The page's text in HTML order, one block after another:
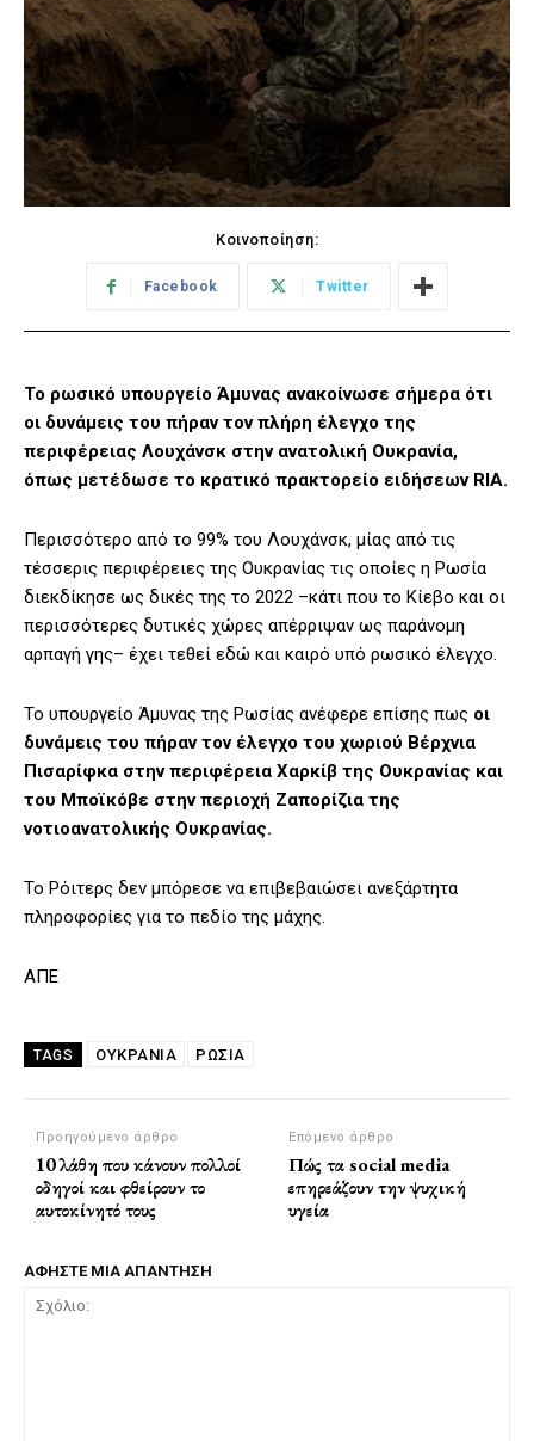
Κοινοποίηση:
Facebook Twitter
Το ρωσικό υπουργείο Άμυνας ανακοίνωσε σήμερα ότι
οι δυνάμεις του πήραν τον πλήρη έλεγχο της
περιφέρειας Λουχάνσκ στην ανατολική Ουκρανία,
όπως μετέδωσε το κρατικό πρακτορείο ειδήσεων RIA.
Περισσότερο από το 99% του Λουχάνσκ, μίας από τις
τέσσερις περιφέρειες της Ουκρανίας τις οποίες η Ρωσία
διεκδίκησε ως δικές της το 2022 –κάτι που το Κίεβο και οι
περισσότερες δυτικές χώρες απέρριψαν ως παράνομη
αρπαγή γης– έχει τεθεί εδώ και καιρό υπό ρωσικό έλεγχο.
Το υπουργείο Άμυνας της Ρωσίας ανέφερε επίσης πως οι
δυνάμεις του πήραν τον έλεγχο του χωριού Βέρχνια
Πισαρίφκα στην περιφέρεια Χαρκίβ της Ουκρανίας και
του Μποϊκόβε στην περιοχή Ζαπορίζια της
νοτιοανατολικής Ουκρανίας.
Το Ρόιτερς δεν μπόρεσε να επιβεβαιώσει ανεξάρτητα
πληροφορίες για το πεδίο της μάχης.
ΑΠΕ
TAGS ΟΥΚΡΑΝΙΑ ΡΩΣΙΑ
Προηγούμενο άρθρο
10 λάθη που κάνουν πολλοί
οδηγοί και φθείρουν το
αυτοκίνητό τους
Επόμενο άρθρο
Πώς τα social media
επηρεάζουν την ψυχική
υγεία
ΑΦΗΣΤΕ ΜΙΑ ΑΠΑΝΤΗΣΗ